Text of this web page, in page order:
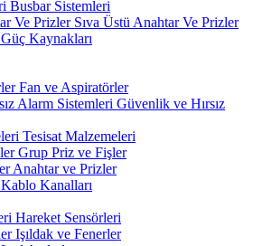
Busbar Sistemleri
Sıva Üstü Anahtar Ve Prizler
Güç Kaynakları
Fan ve Aspiratörler
Güvenlik ve Hırsız
Tesisat Malzemeleri
Grup Priz ve Fişler
Anahtar ve Prizler
Kablo Kanalları
Hareket Sensörleri
Işıldak ve Fenerler